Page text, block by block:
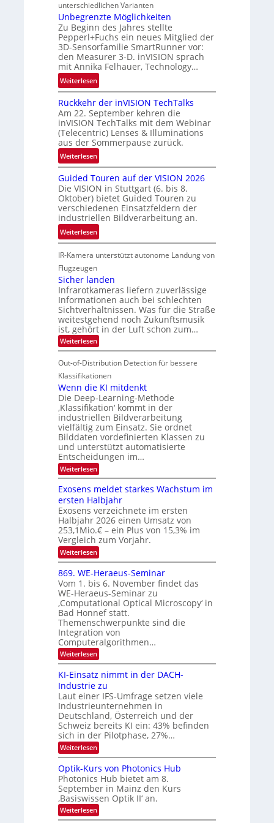
R
a
u
m
f
a
h
r
t
t
e
c
h
n
i
k
n
r
t
n
e
r
s
c
h
t
z
w
i
s
c
h
e
n
4
K
M
e
m
s
u
n
d
M
a
n
t
i
S
p
e
c
t
r
a
unterschiedlichen Varianten
Unbegrenzte Möglichkeiten
Zu Beginn des Jahres stellte
Pepperl+Fuchs ein neues Mitglied der
3D-Sensorfamilie SmartRunner vor:
den Measurer 3-D. inVISION sprach
mit Annika Felhauer, Technology…
Weiterlesen:
U
n
b
e
g
r
e
z
t
e
M
ö
g
l
i
c
h
k
e
i
t
e
n
Rückkehr der inVISION TechTalks
Am 22. September kehren die
inVISION TechTalks mit dem Webinar
(Telecentric) Lenses & Illuminations
aus der Sommerpause zurück.
Weiterlesen:
R
ü
c
k
k
e
h
d
e
r
i
n
V
I
S
I
O
N
T
e
c
h
T
a
l
k
s
Guided Touren auf der VISION 2026
Die VISION in Stuttgart (6. bis 8.
Oktober) bietet Guided Touren zu
verschiedenen Einsatzfeldern der
industriellen Bildverarbeitung an.
Weiterlesen:
G
u
i
d
e
d
T
o
u
r
e
u
f
d
e
r
V
I
S
I
O
N
2
0
2
6
IR-Kamera unterstützt autonome Landung von
Flugzeugen
Sicher landen
Infrarotkameras liefern zuverlässige
Informationen auch bei schlechten
Sichtverhältnissen. Was für die Straße
weitestgehend noch Zukunftsmusik
ist, gehört in der Luft schon zum…
Weiterlesen:
S
c
h
r
l
a
n
d
e
n
Out-of-Distribution Detection für bessere
Klassifikationen
Wenn die KI mitdenkt
Die Deep-Learning-Methode
‚Klassifikation‘ kommt in der
industriellen Bildverarbeitung
vielfältig zum Einsatz. Sie ordnet
Bilddaten vordefinierten Klassen zu
und unterstützt automatisierte
Entscheidungen im…
Weiterlesen:
W
n
n
d
i
e
K
I
m
i
t
d
e
n
k
t
Exosens meldet starkes Wachstum im
ersten Halbjahr
Exosens verzeichnete im ersten
Halbjahr 2026 einen Umsatz von
253,1Mio.€ – ein Plus von 15,3% im
Vergleich zum Vorjahr.
Weiterlesen:
E
x
o
s
e
n
s
m
e
l
d
e
t
s
t
a
r
k
e
s
W
a
c
h
s
t
u
m
i
m
e
869. WE-Heraeus-Seminar
Vom 1. bis 6. November findet das
WE-Heraeus-Seminar zu
‚Computational Optical Microscopy‘ in
Bad Honnef statt.
Themenschwerpunkte sind die
Integration von
Computeralgorithmen…
Weiterlesen:
8
9
.
W
E
-
H
e
r
a
e
u
s
-
S
e
m
i
KI-Einsatz nimmt in der DACH-
Industrie zu
Laut einer IFS-Umfrage setzen viele
Industrieunternehmen in
Deutschland, Österreich und der
Schweiz bereits KI ein: 43% befinden
sich in der Pilotphase, 27%…
Weiterlesen:
K
-
E
i
n
s
a
Optik-Kurs von Photonics Hub
Photonics Hub bietet am 8.
September in Mainz den Kurs
‚Basiswissen Optik II‘ an.
Weiterlesen:
O